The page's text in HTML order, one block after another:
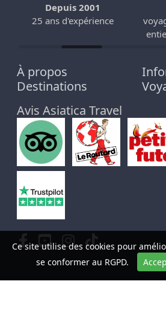
Depuis 2001
25 ans d'expérience
À propos
Destinations
Avis Asiatica Travel
Ce site utilise des cookies pour
se conformer au RGPD.